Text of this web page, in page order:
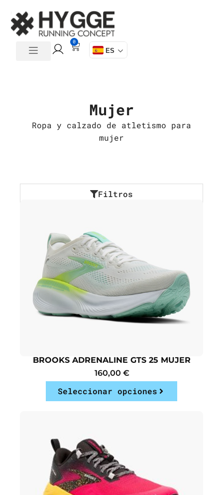
0
ES
Mujer
Ropa y calzado de atletismo para
mujer
Filtros
BROOKS ADRENALINE GTS 25 MUJER
160,00 €
Seleccionar opciones